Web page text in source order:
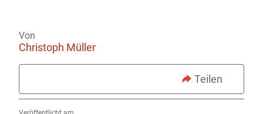
Von
Christoph Müller
Teilen